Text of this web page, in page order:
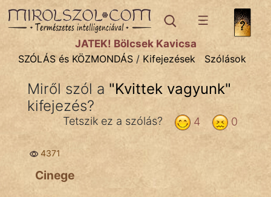
SZÓLÁS ÉS KÖZMONDÁStémák:
Bibliai
Közmondások
Szállóigék
Szóláscsoportok
JÁTÉK! Bölcsek Kavicsa
SZÓLÁS és KÖZMONDÁS / Kifejezések Szólások
Miről szól a "Kvittek vagyunk"
kifejezés?
0
4
Tetszik ez a szólás?
4371
Cinege